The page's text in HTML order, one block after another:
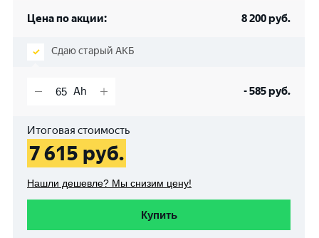
Цена по акции: 8 200руб.
Сдаю старый АКБ
-585руб.
Итоговая стоимость
7 615 руб.
Нашли дешевле? Мы снизим цену!
Купить